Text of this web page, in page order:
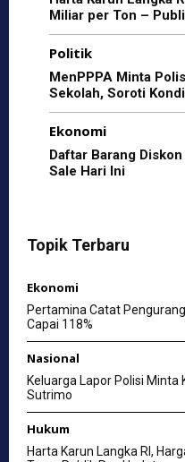
Miliar per Ton –
Politik
MenPPPA Minta
Sekolah, Soroti
Ekonomi
Daftar Barang
Sale Hari Ini
Topik Terbaru
Ekonomi
Pertamina Catat
Capai 118%
Nasional
Keluarga Lapor Polisi
Sutrimo
Hukum
Harta Karun Langka RI,